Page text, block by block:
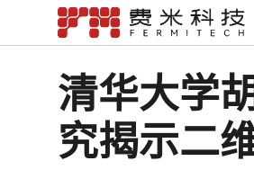
清华大学
究揭示二